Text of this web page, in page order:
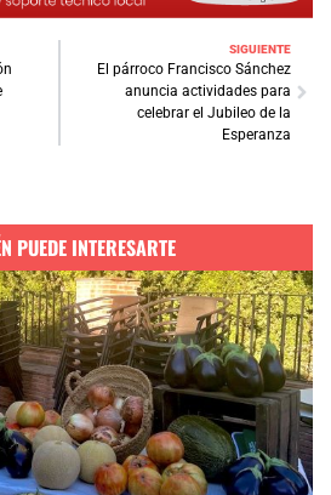
SIGUIENTE
El párroco Francisco Sánchez
anuncia actividades para
celebrar el Jubileo de la
Esperanza
PUEDE INTERESARTE